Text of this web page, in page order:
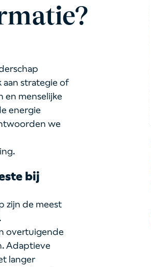
strategie of
en menselijke
energie
we
bij
zijn de meest
overtuigende
Adaptieve
langer